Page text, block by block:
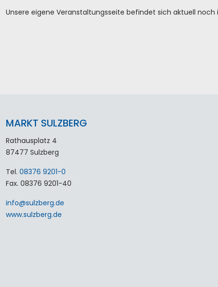
Unsere eigene Veranstaltungsseite befindet sich aktuell noch
MARKT SULZBERG
Rathausplatz 4
87477 Sulzberg
Tel. 08376 9201-0
Fax. 08376 9201-40
info@sulzberg.de
www.sulzberg.de